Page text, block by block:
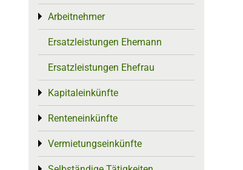
Arbeitnehmer
Toggle menu
Ersatzleistungen Ehemann
Ersatzleistungen Ehefrau
Kapitaleinkünfte
Toggle menu
Renteneinkünfte
Toggle menu
Vermietungseinkünfte
Toggle menu